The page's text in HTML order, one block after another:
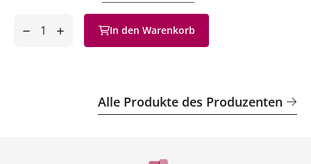
In den Warenkorb
Alle Produkte des Produzenten